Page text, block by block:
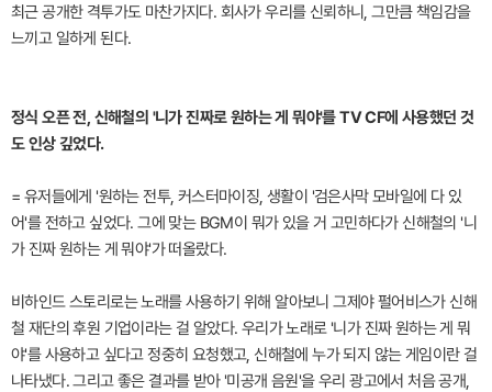
최근 공개한 격투가도 마찬가지다. 회사가 우리를 신뢰하니, 그만큼 책임감을
느끼고 일하게 된다.
정식 오픈 전, 신해철의 '니가 진짜로 원하는 게 뭐야'를 TV CF에 사용했던 것
도 인상 깊었다.
= 유저들에게 '원하는 전투, 커스터마이징, 생활이 '검은사막 모바일에 다 있
어'를 전하고 싶었다. 그에 맞는 BGM이 뭐가 있을 거 고민하다가 신해철의 '니
가 진짜 원하는 게 뭐야'가 떠올랐다.
비하인드 스토리로는 노래를 사용하기 위해 알아보니 그제야 펄어비스가 신해
철 재단의 후원 기업이라는 걸 알았다. 우리가 노래로 '니가 진짜 원하는 게 뭐
야'를 사용하고 싶다고 정중히 요청했고, 신해철에 누가 되지 않는 게임이란 걸
나타냈다. 그리고 좋은 결과를 받아 '미공개 음원'을 우리 광고에서 처음 공개,